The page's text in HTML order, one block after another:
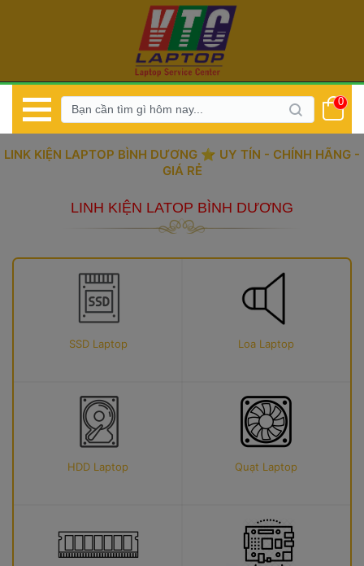
0
LINK KIỆN LAPTOP BÌNH DƯƠNG ⭐️ UY TÍN - CHÍNH HÃNG -
GIÁ RẺ
LINH KIỆN LATOP BÌNH DƯƠNG
SSD Laptop
HDD Laptop
Loa Laptop
Quạt Laptop